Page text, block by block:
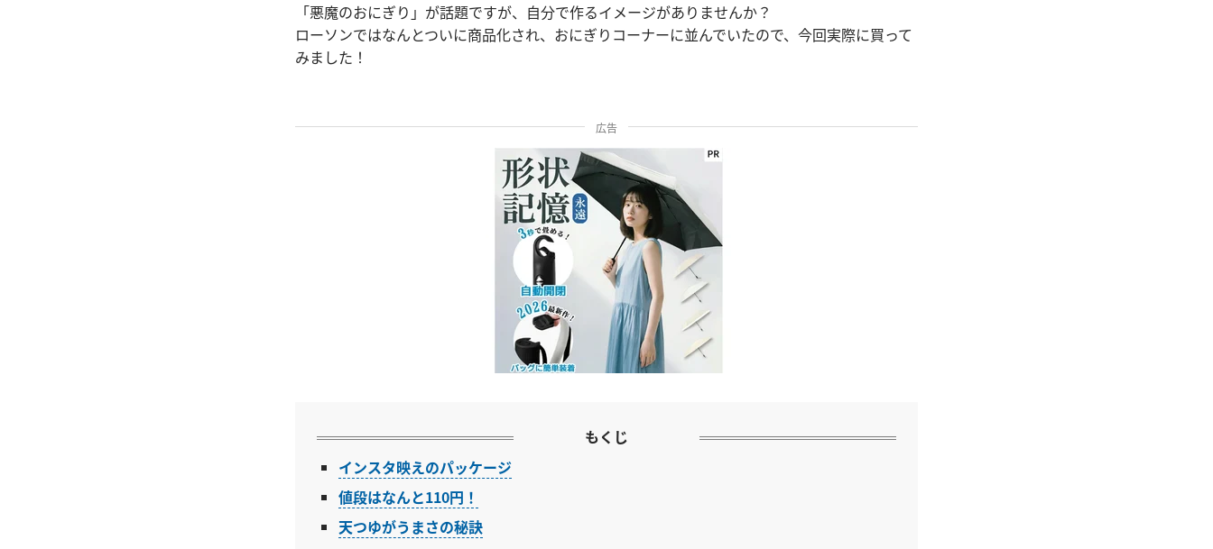
「悪魔のおにぎり」が話題ですが、自分で作るイメージがありませんか？
ローソンではなんとついに商品化され、おにぎりコーナーに並んでいたので、今回実際に買って
みました！
広告
もくじ
インスタ映えのパッケージ
値段はなんと110円！
天つゆがうまさの秘訣